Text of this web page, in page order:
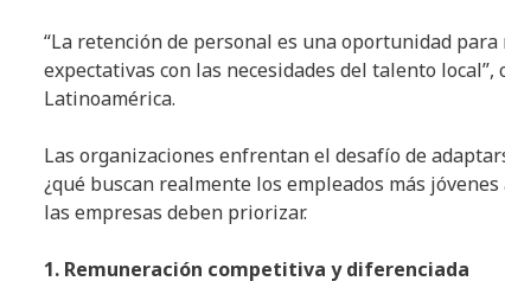
“La retención de personal es una oportunidad
expectativas con las necesidades del talento
Latinoamérica.
Las organizaciones enfrentan el desafío de
¿qué buscan realmente los empleados más
las empresas deben priorizar.
1. Remuneración competitiva y diferenciada